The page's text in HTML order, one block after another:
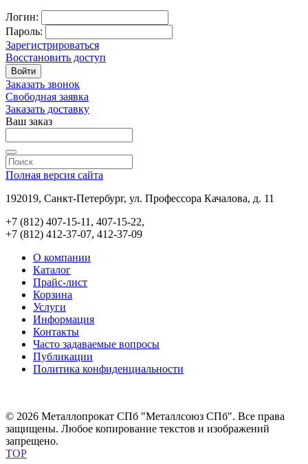
Логин:
Пароль:
Зарегистрироваться
Восстановить доступ
Войти
Заказать звонок
Свободная заявка
Заказать доставку
Ваш заказ
Полная версия сайта
192019, Санкт-Петербург, ул. Профессора Качалова, д. 11
+7 (812) 407-15-11, 407-15-22,
+7 (812) 412-37-07, 412-37-09
О компании
Каталог
Прайс-лист
Корзина
Услуги
Информация
Контакты
Часто задаваемые вопросы
Публикации
Политика конфиденциальности
© 2026 Металлопрокат СПб "Металлсоюз СПб". Все права
защищены. Любое копирование текстов и изображений
запрещено.
TOP